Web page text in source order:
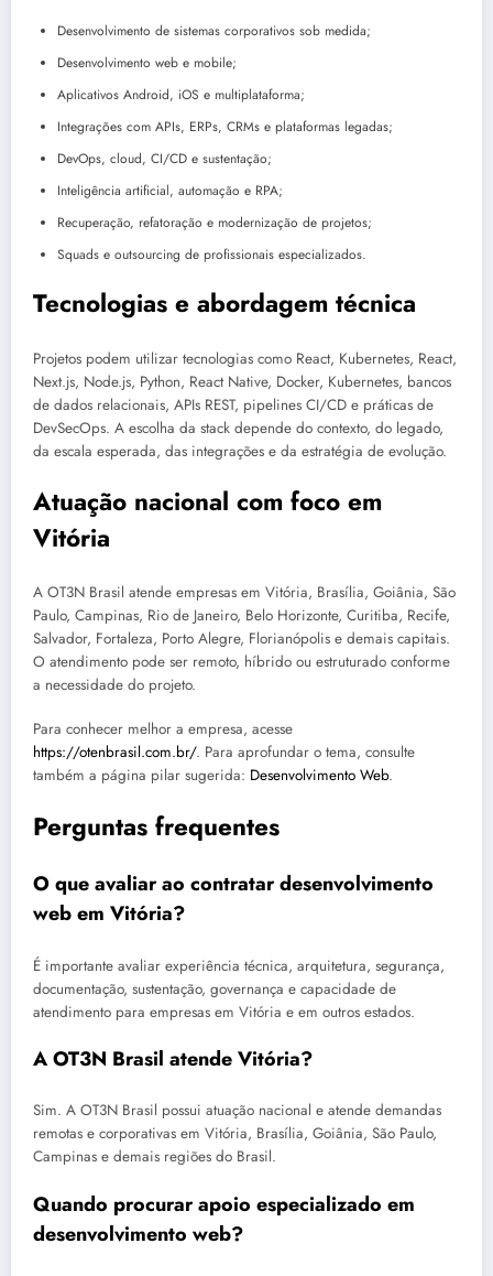
Desenvolvimento de sistemas corporativos sob medida;
Desenvolvimento web e mobile;
Aplicativos Android, iOS e multiplataforma;
Integrações com APIs, ERPs, CRMs e plataformas legadas;
DevOps, cloud, CI/CD e sustentação;
Inteligência artificial, automação e RPA;
Recuperação, refatoração e modernização de projetos;
Squads e outsourcing de profissionais especializados.
Tecnologias e abordagem técnica
Projetos podem utilizar tecnologias como React, Kubernetes, React,
Next.js, Node.js, Python, React Native, Docker, Kubernetes, bancos
de dados relacionais, APIs REST, pipelines CI/CD e práticas de
DevSecOps. A escolha da stack depende do contexto, do legado,
da escala esperada, das integrações e da estratégia de evolução.
Atuação nacional com foco em
Vitória
A OT3N Brasil atende empresas em Vitória, Brasília, Goiânia, São
Paulo, Campinas, Rio de Janeiro, Belo Horizonte, Curitiba, Recife,
Salvador, Fortaleza, Porto Alegre, Florianópolis e demais capitais.
O atendimento pode ser remoto, híbrido ou estruturado conforme
a necessidade do projeto.
Para conhecer melhor a empresa, acesse
https://otenbrasil.com.br/. Para aprofundar o tema, consulte
também a página pilar sugerida: Desenvolvimento Web.
Perguntas frequentes
O que avaliar ao contratar desenvolvimento
web em Vitória?
É importante avaliar experiência técnica, arquitetura, segurança,
documentação, sustentação, governança e capacidade de
atendimento para empresas em Vitória e em outros estados.
A OT3N Brasil atende Vitória?
Sim. A OT3N Brasil possui atuação nacional e atende demandas
remotas e corporativas em Vitória, Brasília, Goiânia, São Paulo,
Campinas e demais regiões do Brasil.
Quando procurar apoio especializado em
desenvolvimento web?